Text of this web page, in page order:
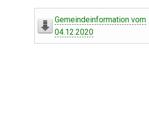
Gemeindeinformation vom
04.12.2020